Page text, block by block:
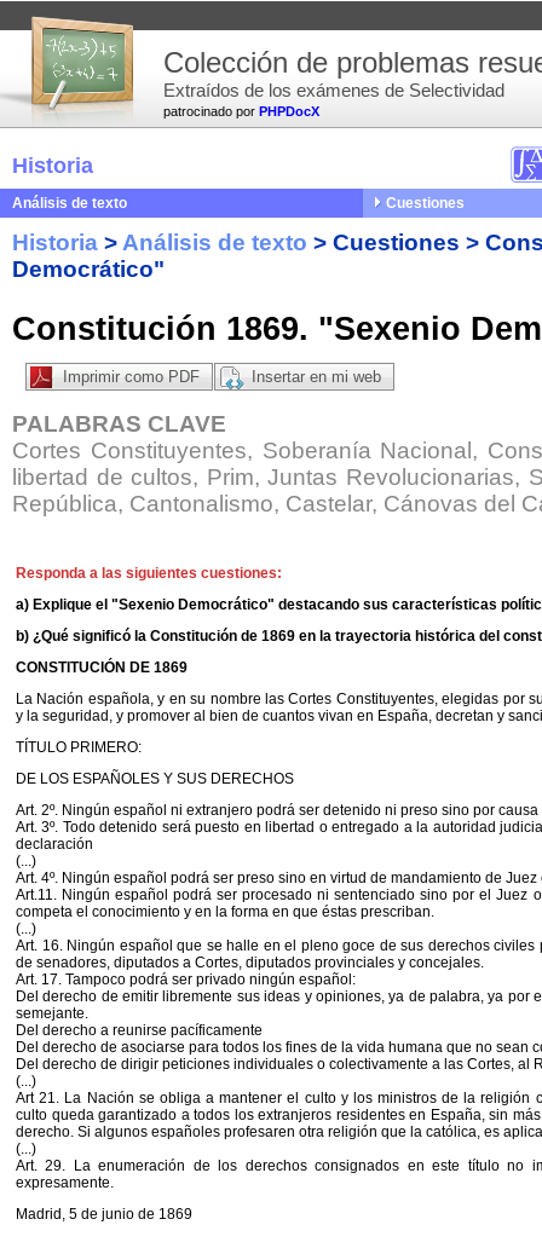
patrocinado por PHPDocX
Colección de problemas
Extraídos de los exámenes de Selectividad
Historia
Análisis de texto Cuestiones
Historia > Análisis de texto > Cuestiones >
Democrático"
Constitución 1869. "Sexenio
Imprimir como PDF Insertar en mi web
PALABRAS CLAVE
Cortes Constituyentes, Soberanía Nacional,
libertad de cultos, Prim, Juntas Revolucionarias,
República, Cantonalismo, Castelar, Cánovas del
Responda a las siguientes cuestiones:
a) Explique el "Sexenio Democrático" destacando sus características
b) ¿Qué significó la Constitución de 1869 en la trayectoria histórica del
CONSTITUCIÓN DE 1869
La Nación española, y en su nombre las Cortes Constituyentes, elegidas por
y la seguridad, y promover al bien de cuantos vivan en España, decretan y
TÍTULO PRIMERO:
DE LOS ESPAÑOLES Y SUS DERECHOS
Art. 2º. Ningún español ni extranjero podrá ser detenido ni preso sino por
Art. 3º. Todo detenido será puesto en libertad o entregado a la autoridad
declaración
(...)
Art. 4º. Ningún español podrá ser preso sino en virtud de mandamiento de Juez
Art.11. Ningún español podrá ser procesado ni sentenciado sino por el Juez
competa el conocimiento y en la forma en que éstas prescriban.
(...)
Art. 16. Ningún español que se halle en el pleno goce de sus derechos
de senadores, diputados a Cortes, diputados provinciales y concejales.
Art. 17. Tampoco podrá ser privado ningún español:
Del derecho de emitir libremente sus ideas y opiniones, ya de palabra, ya por
semejante.
Del derecho a reunirse pacíficamente
Del derecho de asociarse para todos los fines de la vida humana que no sean
Del derecho de dirigir peticiones individuales o colectivamente a las Cortes, al
(...)
Art 21. La Nación se obliga a mantener el culto y los ministros de la religión
culto queda garantizado a todos los extranjeros residentes en España, sin
derecho. Si algunos españoles profesaren otra religión que la católica, es
(...)
Art. 29. La enumeración de los derechos consignados en este título no
expresamente.
Madrid, 5 de junio de 1869